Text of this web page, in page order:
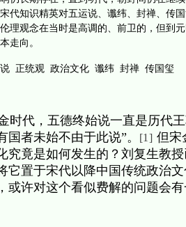
代知识精英对五运说、谶纬、封禅、传
理观念在当时是高调的、前卫的，但到
走向。
正统观 政治文化 谶纬 封禅 传国玺
时代，五德终始说一直是历代
者未始不由于此说”。
[1] 但宋
究竟是如何发生的？刘复生教
它置于宋代以降中国传统政治
或许对这个看似费解的问题会